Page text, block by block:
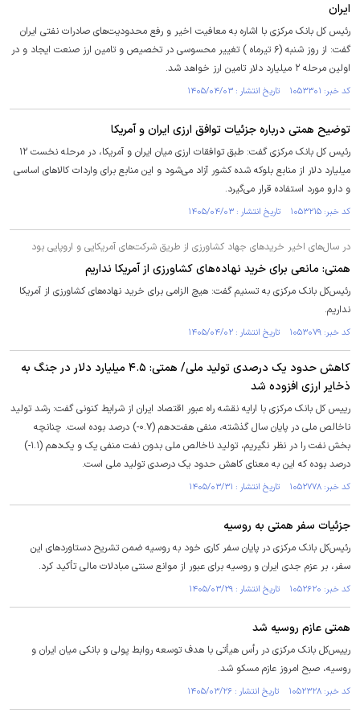
ایران
رئیس‌ کل بانک مرکزی با اشاره به معافیت اخیر و رفع محدودیت‌های صادرات نفتی ایران
گفت: از روز شنبه (۶ تیرماه ) تغییر محسوسی در تخصیص و تامین ارز صنعت ایجاد و در
اولین مرحله ۲ میلیارد دلار تامین ارز خواهد شد.
کد خبر: ۱۰۵۳۳۰۱ تاریخ انتشار : ۱۴۰۵/۰۴/۰۳
توضیح همتی درباره جزئیات توافق ارزی ایران و آمریکا
رئیس کل بانک مرکزی گفت: طبق توافقات ارزی میان ایران و آمریکا، در مرحله نخست ۱۲
میلیارد دلار از منابع بلوکه شده کشور آزاد می‌شود و این منابع برای واردات کالا‌های اساسی
و دارو مورد استفاده قرار می‌گیرد.
کد خبر: ۱۰۵۳۲۱۵ تاریخ انتشار : ۱۴۰۵/۰۴/۰۳
در سال‌های اخیر خرید‌های جهاد کشاورزی از طریق شرکت‌های آمریکایی و اروپایی بود
همتی: مانعی برای خرید نهاده‌های کشاورزی از آمریکا نداریم
رئیس‌کل بانک مرکزی به تسنیم گفت: هیچ الزامی برای خرید نهاده‌های کشاورزی از آمریکا
نداریم.
کد خبر: ۱۰۵۳۰۷۹ تاریخ انتشار : ۱۴۰۵/۰۴/۰۲
کاهش حدود یک درصدی تولید ملی/ همتی: ۴.۵ میلیارد دلار در جنگ به
ذخایر ارزی افزوده شد
رییس کل بانک مرکزی با ارایه نقشه راه عبور اقتصاد ایران از شرایط کنونی گفت: رشد تولید
ناخالص ملی در پایان سال گذشته، منفی هفت‌دهم (۰.۷-) درصد بوده است. چنانچه
بخش نفت را در نظر نگیریم، تولید ناخالص ملی بدون نفت منفی یک و یک‌دهم (۱.۱-)
درصد بوده که این به معنای کاهش حدود یک درصدی تولید ملی است.
کد خبر: ۱۰۵۲۷۷۸ تاریخ انتشار : ۱۴۰۵/۰۳/۳۱
جزئیات سفر همتی به روسیه
رئیس‌کل بانک مرکزی در پایان سفر کاری خود به روسیه ضمن تشریح دستاورد‌های این
سفر، بر عزم جدی ایران و روسیه برای عبور از موانع سنتی مبادلات مالی تأکید کرد.
کد خبر: ۱۰۵۲۶۲۰ تاریخ انتشار : ۱۴۰۵/۰۳/۲۹
همتی عازم روسیه شد
رییس‌کل بانک مرکزی در رأس هیأتی با هدف توسعه روابط پولی و بانکی میان ایران و
روسیه، صبح امروز عازم مسکو شد.
کد خبر: ۱۰۵۲۳۲۸ تاریخ انتشار : ۱۴۰۵/۰۳/۲۶